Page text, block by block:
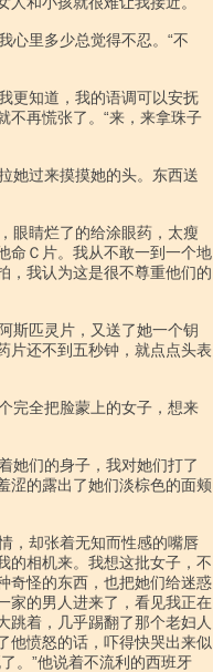
不再慌张了。“来，来拿珠子
命Ｃ片。我从不敢一到一个地
，我认为这是很不尊重他们的
片还不到五秒钟，就点点头表
涩的露出了她们淡棕色的面颊
的相机来。我想这批女子，不
奇怪的东西，也把她们给迷惑
家的男人进来了，看见我正在
跳着，几乎踢翻了那个老妇人
他愤怒的话，吓得快哭出来似
。”他说着不流利的西班牙